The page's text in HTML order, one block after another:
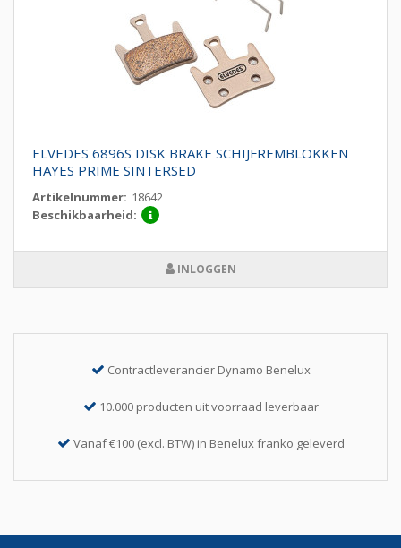
ELVEDES 6896S DISK BRAKE SCHIJFREMBLOKKEN
HAYES PRIME SINTERSED
Artikelnummer: 18642
Beschikbaarheid:
INLOGGEN
Contractleverancier Dynamo Benelux
10.000 producten uit voorraad leverbaar
Vanaf €100 (excl. BTW) in Benelux franko geleverd